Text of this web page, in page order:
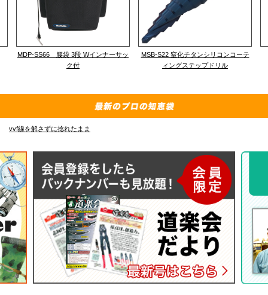
MDP-SS66 腰袋 3段 Wインナーサッ
ク付
MSB-S22 窒化チタンシリコンコーテ
ィングステップドリル
vvf線を解さずに捻れたまま